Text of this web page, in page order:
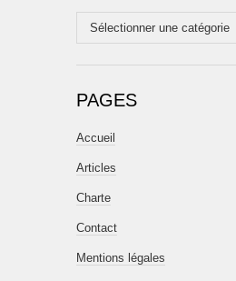
Catégories
PAGES
Accueil
Articles
Charte
Contact
Mentions légales